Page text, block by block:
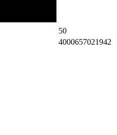
50
4000657021942